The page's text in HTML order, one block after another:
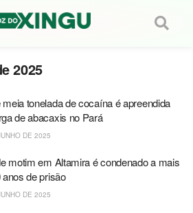
2025
tonelada de cocaína é apreendida
de abacaxis no Pará
DE 2025
motim em Altamira é condenado a mais
anos de prisão
DE 2025